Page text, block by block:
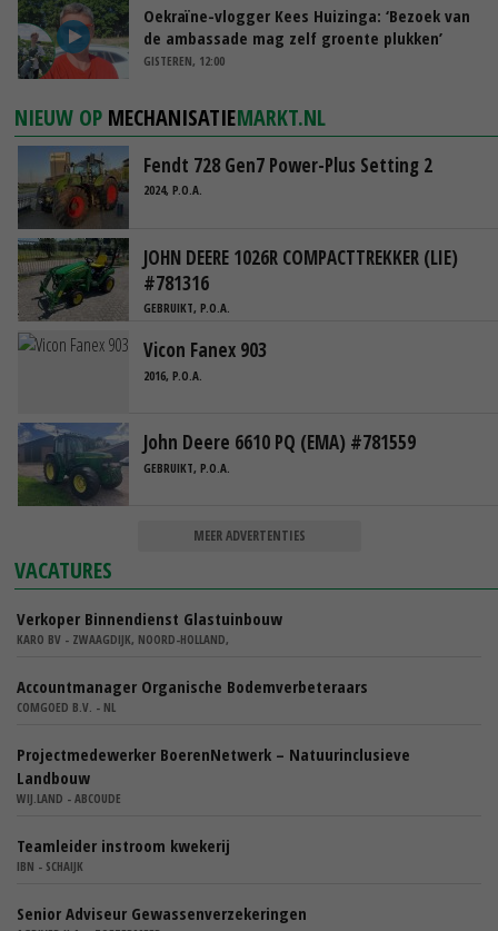
Oekraïne-vlogger Kees Huizinga: ‘Bezoek van
de ambassade mag zelf groente plukken’
GISTEREN, 12:00
NIEUW OP MECHANISATIEMARKT.NL
Fendt 728 Gen7 Power-Plus Setting 2
2024, P.O.A.
JOHN DEERE 1026R COMPACTTREKKER (LIE)
#781316
GEBRUIKT, P.O.A.
Vicon Fanex 903
2016, P.O.A.
John Deere 6610 PQ (EMA) #781559
GEBRUIKT, P.O.A.
MEER ADVERTENTIES
VACATURES
Verkoper Binnendienst Glastuinbouw
KARO BV - ZWAAGDIJK, NOORD-HOLLAND,
Accountmanager Organische Bodemverbeteraars
COMGOED B.V. - NL
Projectmedewerker BoerenNetwerk – Natuurinclusieve
Landbouw
WIJ.LAND - ABCOUDE
Teamleider instroom kwekerij
IBN - SCHAIJK
Senior Adviseur Gewassenverzekeringen